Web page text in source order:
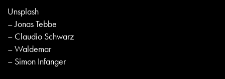
Unsplash
– Jonas Tebbe
– Claudio Schwarz
– Waldemar
– Simon Infanger